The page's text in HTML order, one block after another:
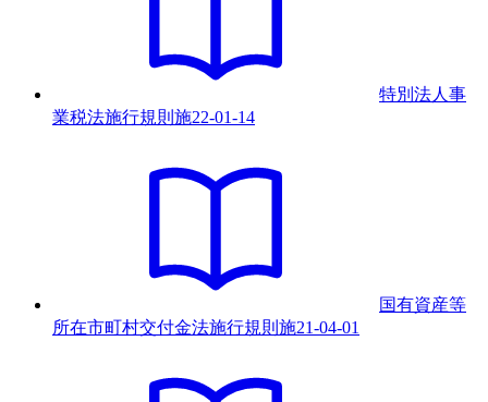
特別法人事
業税法施行規則 施22-01-14
国有資産等
所在市町村交付金法施行規則 施21-04-01